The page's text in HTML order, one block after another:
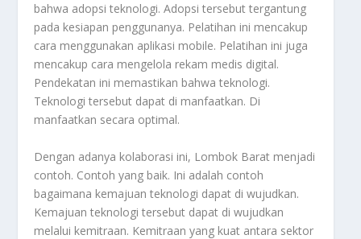
bahwa adopsi teknologi. Adopsi tersebut tergantung
pada kesiapan penggunanya. Pelatihan ini mencakup
cara menggunakan aplikasi mobile. Pelatihan ini juga
mencakup cara mengelola rekam medis digital.
Pendekatan ini memastikan bahwa teknologi.
Teknologi tersebut dapat di manfaatkan. Di
manfaatkan secara optimal.
Dengan adanya kolaborasi ini, Lombok Barat menjadi
contoh. Contoh yang baik. Ini adalah contoh
bagaimana kemajuan teknologi dapat di wujudkan.
Kemajuan teknologi tersebut dapat di wujudkan
melalui kemitraan. Kemitraan yang kuat antara sektor